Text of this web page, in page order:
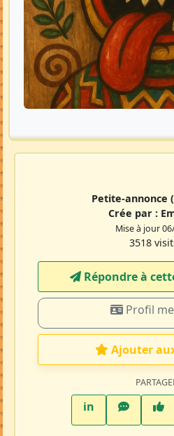
Petite-annonce
Crée par :
Mise à jour
3518
Répondre à
Profil
Ajouter
inLinkedIn